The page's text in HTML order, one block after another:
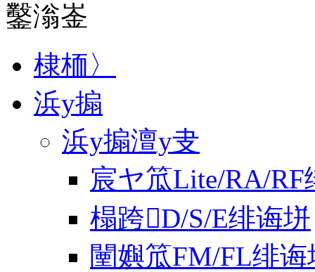
鑿滃崟
棣栭〉
浜у搧
浜у搧澶у叏
宸ヤ笟Lite/RA/RF
榻跨D/S/E绯诲垪
闉嬩笟FM/FL绯诲